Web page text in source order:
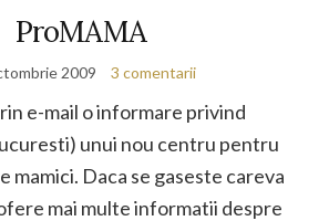
ProMAMA
2009 3 comentarii
e-mail o informare privind
unui nou centru pentru
mamici. Daca se gaseste careva
mai multe informatii despre